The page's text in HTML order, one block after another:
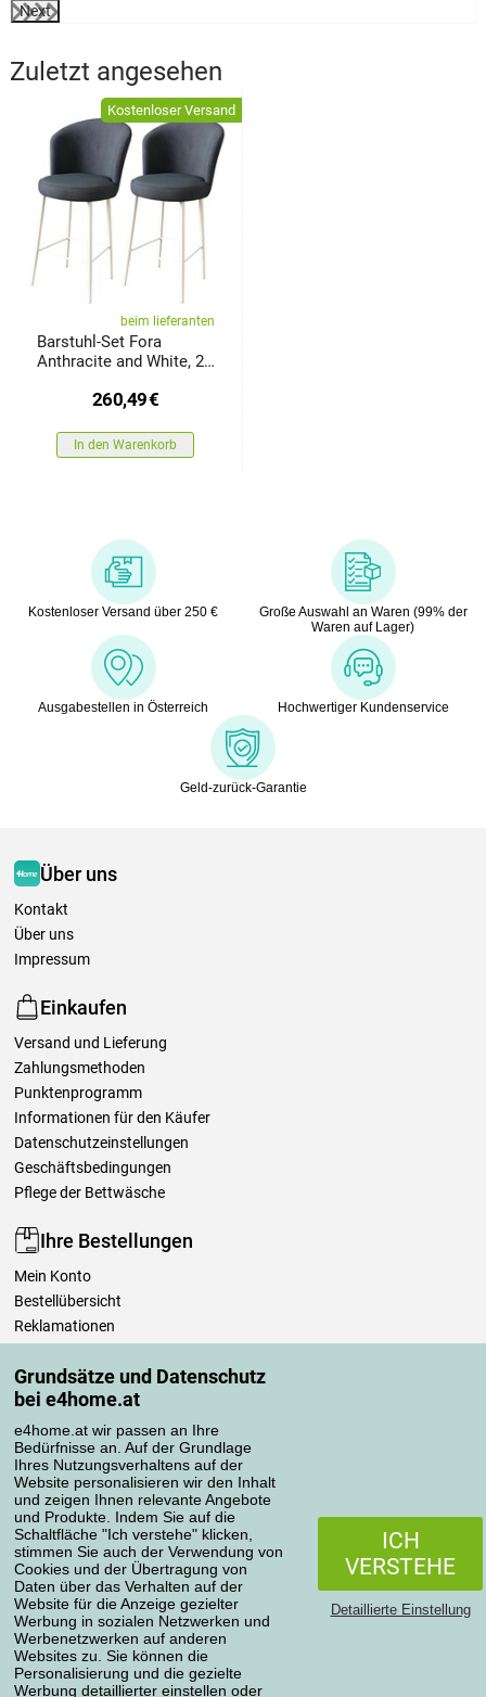
Grundsätze und Datenschutz
bei e4home.at
e4home.at wir passen an Ihre
Bedürfnisse an. Auf der Grundlage
Ihres Nutzungsverhaltens auf der
Website personalisieren wir den Inhalt
und zeigen Ihnen relevante Angebote
und Produkte. Indem Sie auf die
Schaltfläche "Ich verstehe" klicken,
stimmen Sie auch der Verwendung von
Cookies und der Übertragung von
Daten über das Verhalten auf der
Website für die Anzeige gezielter
Werbung in sozialen Netzwerken und
Werbenetzwerken auf anderen
Websites zu. Sie können die
Personalisierung und die gezielte
Werbung detaillierter einstellen oder
ICH
VERSTEHE
Detaillierte Einstellung
Next
Zuletzt angesehen
Kostenloser Versand
beim lieferanten
Barstuhl-Set Fora
Anthracite and White, 2
260,49€
In den Warenkorb
Kostenloser Versand über 250 €
Große Auswahl an Waren (99% der
Waren auf Lager)
Ausgabestellen in Österreich Hochwertiger Kundenservice
Geld-zurück-Garantie
Über uns
Kontakt
Über uns
Impressum
Einkaufen
Versand und Lieferung
Zahlungsmethoden
Punktenprogramm
Informationen für den Käufer
Datenschutzeinstellungen
Geschäftsbedingungen
Pflege der Bettwäsche
Ihre Bestellungen
Mein Konto
Bestellübersicht
Reklamationen
Einfach mehr wissen
Richtlinien zur Verarbeitung von Bewertungen
Transportarten
Zahlungsmethoden